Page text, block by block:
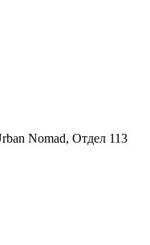
Nomad, Отдел 113